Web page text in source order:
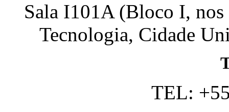
Sala I101A (Bloco I,
Tecnologia, Cidade
TEL: